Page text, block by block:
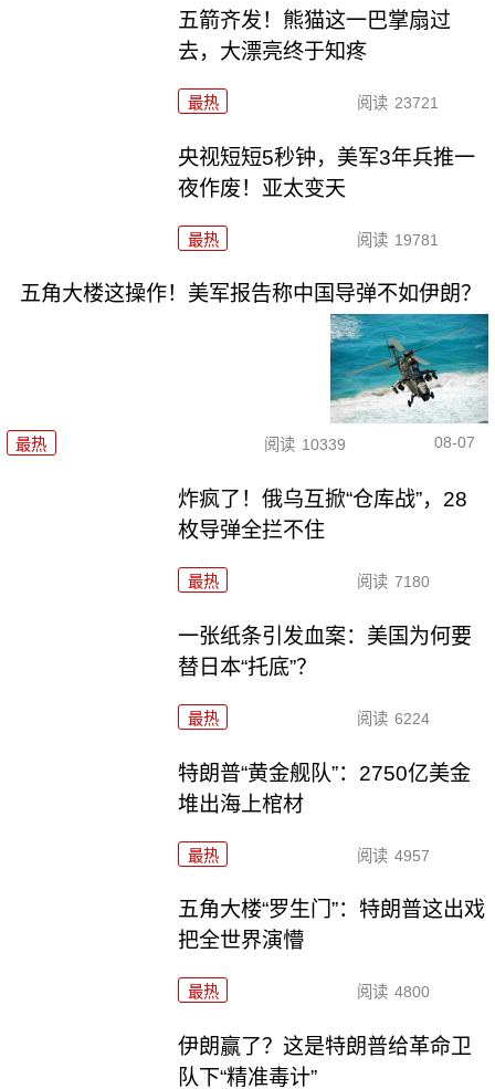
五箭齐发！熊猫这一巴掌扇过
去，大漂亮终于知疼
最热 阅读 23721
央视短短5秒钟，美军3年兵推一
夜作废！亚太变天
最热 阅读 19781
五角大楼这操作！美军报告称中国导弹不如伊朗？
最热 阅读 10339 08-07
炸疯了！俄乌互掀“仓库战”，28
枚导弹全拦不住
最热 阅读 7180
一张纸条引发血案：美国为何要
替日本“托底”？
最热 阅读 6224
特朗普“黄金舰队”：2750亿美金
堆出海上棺材
最热 阅读 4957
五角大楼“罗生门”：特朗普这出戏
把全世界演懵
最热 阅读 4800
伊朗赢了？这是特朗普给革命卫
队下“精准毒计”